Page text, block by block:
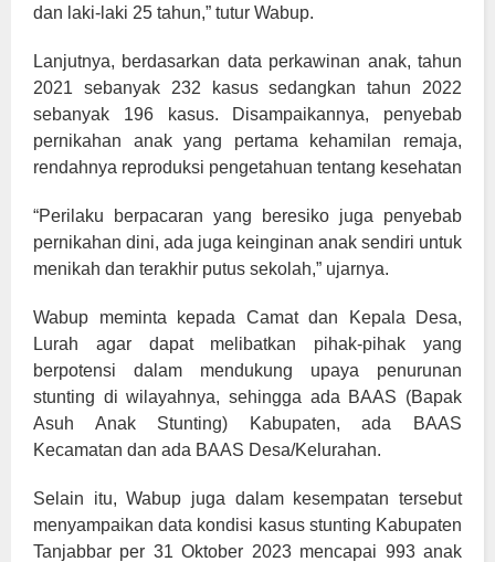
dan laki-laki 25 tahun,” tutur Wabup.
Lanjutnya, berdasarkan data perkawinan anak, tahun
2021 sebanyak 232 kasus sedangkan tahun 2022
sebanyak 196 kasus. Disampaikannya, penyebab
pernikahan anak yang pertama kehamilan remaja,
rendahnya reproduksi pengetahuan tentang kesehatan
“Perilaku berpacaran yang beresiko juga penyebab
pernikahan dini, ada juga keinginan anak sendiri untuk
menikah dan terakhir putus sekolah,” ujarnya.
Wabup meminta kepada Camat dan Kepala Desa,
Lurah agar dapat melibatkan pihak-pihak yang
berpotensi dalam mendukung upaya penurunan
stunting di wilayahnya, sehingga ada BAAS (Bapak
Asuh Anak Stunting) Kabupaten, ada BAAS
Kecamatan dan ada BAAS Desa/Kelurahan.
Selain itu, Wabup juga dalam kesempatan tersebut
menyampaikan data kondisi kasus stunting Kabupaten
Tanjabbar per 31 Oktober 2023 mencapai 993 anak